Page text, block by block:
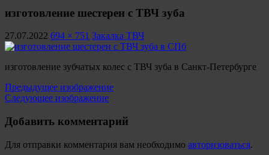
изготовление шестерен с ТВЧ зуба
27.07.2022 694 × 751 Закалка ТВЧ
изготовление зубчатых колес с ТВЧ зуба в Санкт-Петербурге
Предыдущее изображение
Следующее изображение
Добавить комментарий
Для отправки комментария вам необходимо авторизоваться.